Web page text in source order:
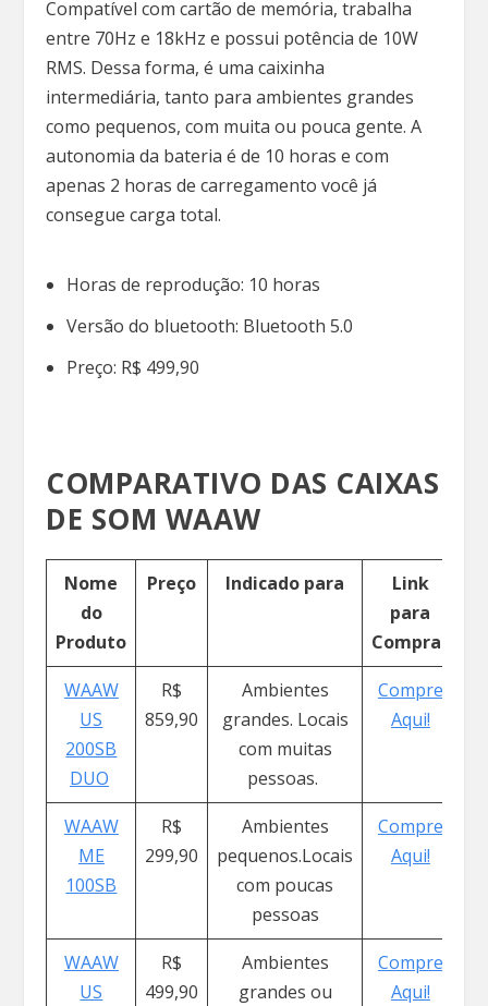
Compatível com cartão de memória, trabalha
entre 70Hz e 18kHz e possui potência de 10W
RMS. Dessa forma, é uma caixinha
intermediária, tanto para ambientes grandes
como pequenos, com muita ou pouca gente. A
autonomia da bateria é de 10 horas e com
apenas 2 horas de carregamento você já
consegue carga total.
Horas de reprodução: 10 horas
Versão do bluetooth: Bluetooth 5.0
Preço: R$ 499,90
COMPARATIVO DAS CAIXAS
DE SOM WAAW
Nome
do
Produto
Preço Indicado para
Link
para
Comprar
WAAW
US
200SB
DUO
R$
859,90
Ambientes
grandes. Locais
com muitas
pessoas.
Compre
Aqui!
WAAW
ME
100SB
R$
299,90
Ambientes
pequenos.Locais
com poucas
pessoas
Compre
Aqui!
WAAW
US
R$
499,90
Ambientes
grandes ou
Compre
Aqui!